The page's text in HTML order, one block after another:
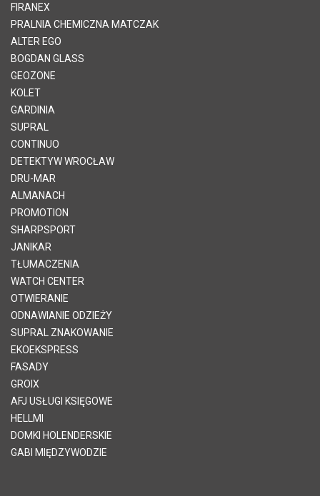
FIRANEX
PRALNIA CHEMICZNA MATCZAK
ALTER EGO
BOGDAN GLASS
GEOZONE
KOLET
GARDINIA
SUPRAL
CONTINUO
DETEKTYW WROCŁAW
DRU-MAR
ALMANACH
PROMOTION
SHARPSPORT
JANIKAR
TŁUMACZENIA
WATCH CENTER
OTWIERANIE
ODNAWIANIE ODZIEŻY
SUPRAL ZNAKOWANIE
EKOEKSPRESS
FASADY
GROIX
AFJ USŁUGI KSIĘGOWE
HELLMI
DOMKI HOLENDERSKIE
GABI MIĘDZYWODZIE